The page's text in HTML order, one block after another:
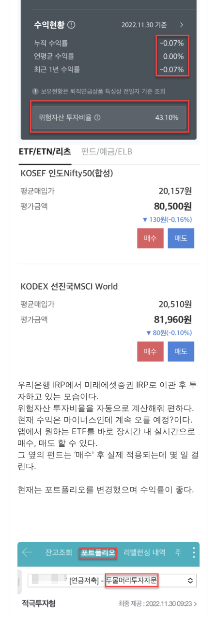
우리은행 IRP에서 미래에셋증권 IRP로 이관 후 투
자하고 있는 모습이다.
위험자산 투자비율을 자동으로 계산해줘 편하다.
현재 수익은 마이너스인데 계속 오를 예정?이다.
앱에서 원하는 ETF를 바로 장시간 내 실시간으로
매수, 매도 할 수 있다.
그 옆의 펀드는 ‘매수' 후 실제 적용되는데 몇 일 걸
린다.
현재는 포트폴리오를 변경했으며 수익률이 좋다.